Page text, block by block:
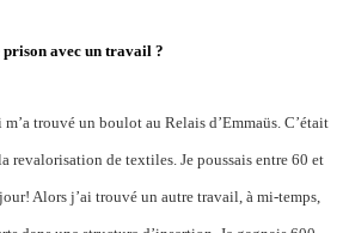
prison avec un travail ?
trouvé un boulot au Relais d’Emmaüs. C’était
revalorisation de textiles. Je poussais entre 60 et
Alors j’ai trouvé un autre travail, à mi-temps,